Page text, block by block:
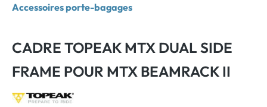
Accessoires porte-bagages
CADRE TOPEAK MTX DUAL SIDE
FRAME POUR MTX BEAMRACK II